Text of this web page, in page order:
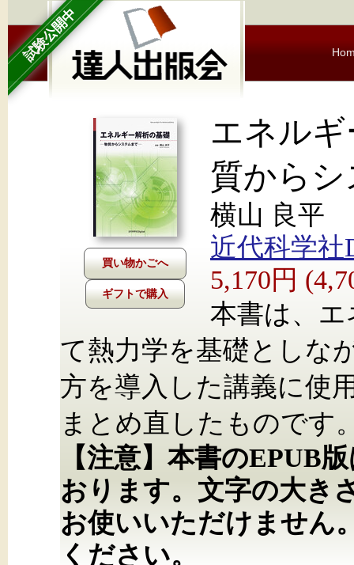
試験公開中
ギフトで購入
エネル
質から
横山 良平
近代科学社
5,170円
本書は、
て熱力学を基礎としな
方を導入した講義に使
まとめ直したものです
【注意】本書のEPUB
おります。文字の大き
お使いいただけません
ください。